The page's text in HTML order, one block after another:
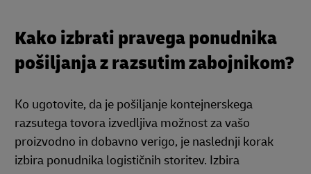
Kako izbrati pravega ponudnika
pošiljanja z razsutim zabojnikom?
Ko ugotovite, da je pošiljanje kontejnerskega
razsutega tovora izvedljiva možnost za vašo
proizvodno in dobavno verigo, je naslednji korak
izbira ponudnika logističnih storitev. Izbira